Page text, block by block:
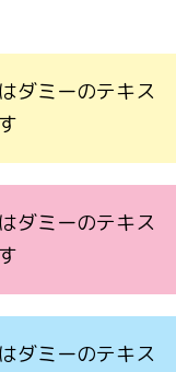
ダミーのテキス
ダミーのテキス
ダミーのテキス